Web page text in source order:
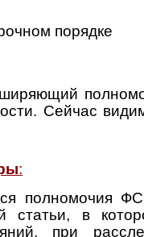
порядке
Сейчас
:
полномочия
статьи, в
при